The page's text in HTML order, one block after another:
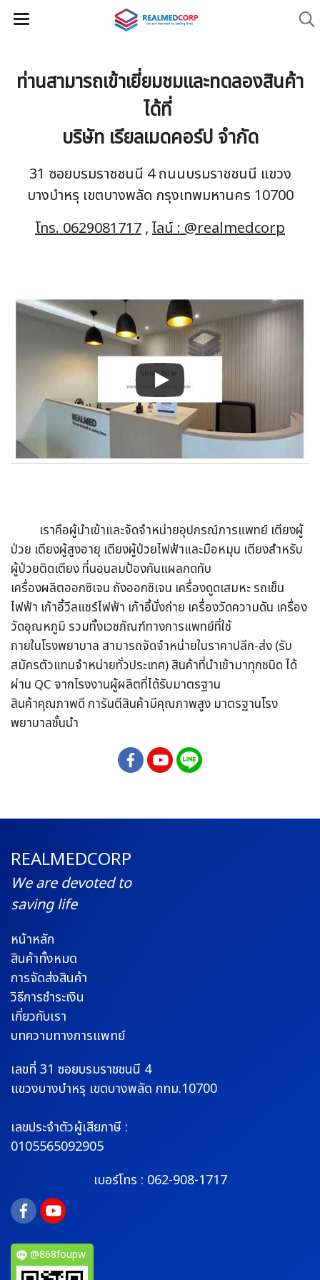
ท่านสามารถเข้าเยี่ยมชมและทดลองสินค้า
ได้ที่
บริษัท เรียลเมดคอร์ป จำกัด
31 ซอยบรมราชชนนี 4 ถนนบรมราชชนนี แขวง
บางบำหรุ เขตบางพลัด กรุงเทพมหานคร 10700
โทร. 0629081717 ,ไลน์ : @realmedcorp
เราคือผู้นำเข้าและจัดจำหน่ายอุปกรณ์การแพทย์ เตียงผู้
ป่วย เตียงผู้สูงอายุ เตียงผู้ป่วยไฟฟ้าและมือหมุน เตียงสำหรับ
ผู้ป่วยติดเตียง ที่นอนลมป้องกันแผลกดทับ
เครื่องผลิตออกซิเจน ถังออกซิเจน เครื่องดูดเสมหะ รถเข็น
ไฟฟ้า เก้าอี้วีลแชร์ไฟฟ้า เก้าอี้นั่งถ่าย เครื่องวัดความดัน เครื่อง
วัดอุณหภูมิ รวมทั้งเวชภัณฑ์ทางการแพทย์ที่ใช้
ภายในโรงพยาบาล สามารถจัดจำหน่ายในราคาปลีก-ส่ง (รับ
สมัครตัวแทนจำหน่ายทั่วประเทศ) สินค้าที่นำเข้ามาทุกชนิดได้
ผ่าน QC จากโรงงานผู้ผลิตที่ได้รับมาตรฐาน
สินค้าคุณภาพดี การันตีสินค้ามีคุณภาพสูง มาตรฐานโรง
พยาบาลชั้นนำ
REALMEDCORP
We are devoted to
saving life
หน้าหลัก
สินค้าทั้งหมด
การจัดส่งสินค้า
วิธีการชำระเงิน
เกี่ยวกับเรา
บทความทางการแพทย์
เลขที่ 31 ซอยบรมราชชนนี 4
แขวงบางบำหรุ เขตบางพลัด กทม.10700
เลขประจำตัวผู้เสียภาษี :
0105565092905
เบอร์โทร : 062-908-1717
@868foupw